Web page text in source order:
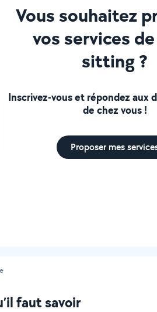
Vous souhaitez
vos services
sitting ?
Inscrivez-vous et répondez aux
de chez vous !
Proposer mes
faut savoir